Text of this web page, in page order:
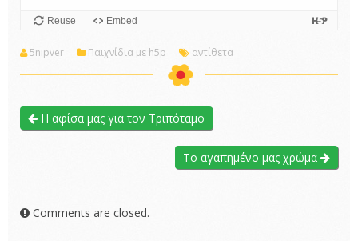
5nipver Παιχνίδια με h5p αντίθετα
Η αφίσα μας για τον Τριπόταμο
Το αγαπημένο μας χρώμα
Comments are closed.